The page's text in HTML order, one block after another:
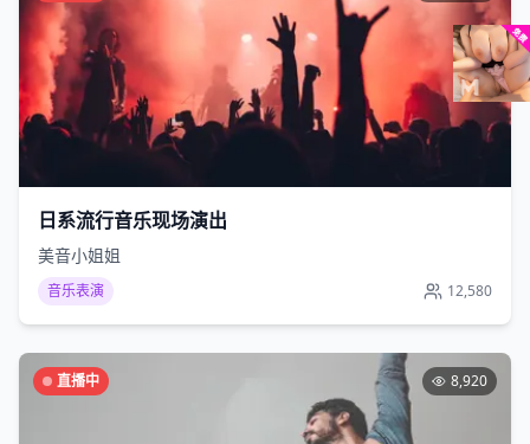
日系流行音乐现场演出
美音小姐姐
音乐表演 12,580
直播中 8,920